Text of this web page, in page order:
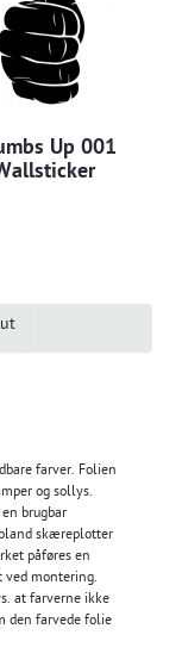
Up 001
farver. Folien
og sollys.
brugbar
skæreplotter
påføres en
ved montering.
at farverne ikke
den farvede folie